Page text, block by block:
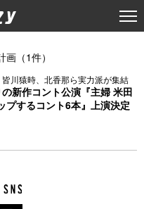
（1件）
川猿時、北香那ら実力派が集結
新作コント公演『主婦 米田
プするコント6本』上演決定